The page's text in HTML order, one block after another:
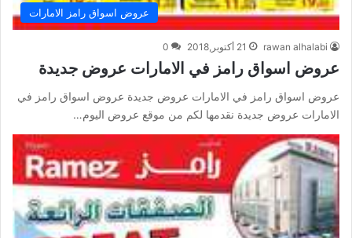
عروض اسواق رامز الامارات
rawan alhalabi 21 أكتوبر,2018 0
عروض اسواق رامز في الامارات عروض جديدة
عروض اسواق رامز في الامارات عروض جديدة عروض اسواق رامز في
الامارات عروض جديدة نقدمها لكم من موقع عروض اليوم…